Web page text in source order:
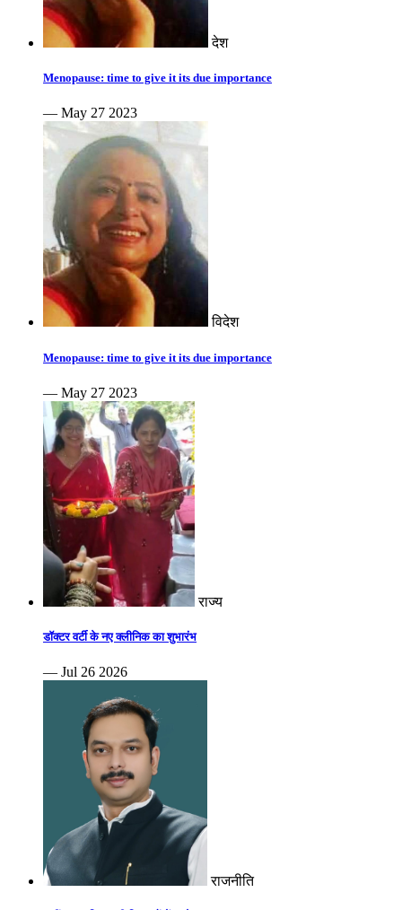
देश
Menopause: time to give it its due importance
— May 27 2023
विदेश
Menopause: time to give it its due importance
— May 27 2023
राज्य
डॉक्टर वर्टी के नए क्लीनिक का शुभारंभ
— Jul 26 2026
राजनीति